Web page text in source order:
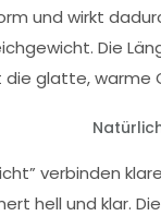
und wirkt
Die
glatte, warme
verbinden
hell und klar.